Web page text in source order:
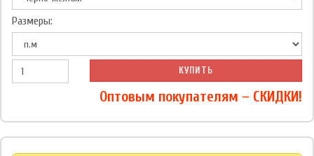
Размеры:
КУПИТЬ
Оптовым покупателям – СКИДКИ!